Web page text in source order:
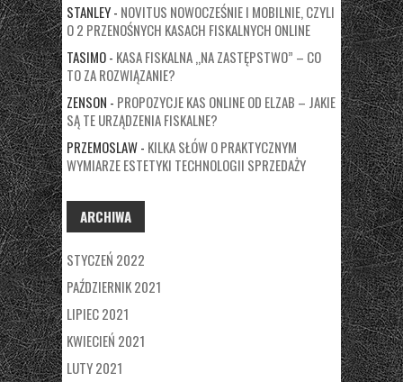
STANLEY- NOVITUS NOWOCZEŚNIE I MOBILNIE, CZYLI
O 2 PRZENOŚNYCH KASACH FISKALNYCH ONLINE
TASIMO- KASA FISKALNA „NA ZASTĘPSTWO” – CO
TO ZA ROZWIĄZANIE?
ZENSON - PROPOZYCJE KAS ONLINE OD ELZAB – JAKIE
SĄ TE URZĄDZENIA FISKALNE?
PRZEMOSLAW- KILKA SŁÓW O PRAKTYCZNYM
WYMIARZE ESTETYKI TECHNOLOGII SPRZEDAŻY
ARCHIWA
STYCZEŃ 2022
PAŹDZIERNIK 2021
LIPIEC 2021
KWIECIEŃ 2021
LUTY 2021